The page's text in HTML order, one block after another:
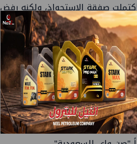
واكتملت صفقة الاستحواذ، ولكنه رفض
"جو سولار" المصرية لتكون
مشروعات الطاقة الشمسية في
وقال إن "صن واي إيجيبت" تستهدف حجم أعمال بقيمة 250 مليون جنيه في العام
طاقة شمسية في مصر وأيضا